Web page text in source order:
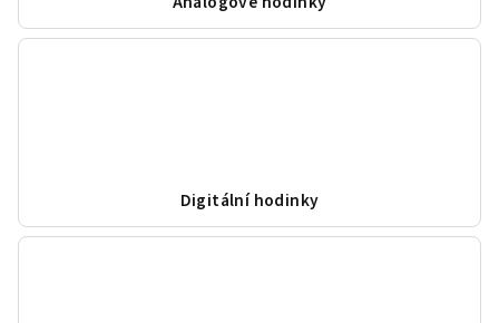
Digitální hodinky